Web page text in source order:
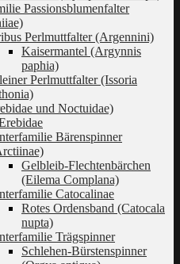
Passionsblumenfalter
Perlmuttfalter (Argennini)
Kaisermantel (Argynnis
paphia)
Perlmuttfalter (Issoria
und Noctuidae)
Bärenspinner
Gelbleib-Flechtenbärchen
(Eilema Complana)
Catocalinae
Rotes Ordensband (Catocala
nupta)
Trägspinner
Schlehen-Bürstenspinner